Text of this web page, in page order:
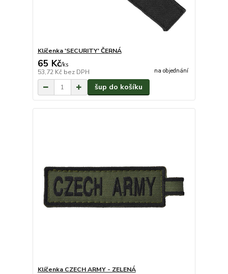
Klíčenka 'SECURITY' ČERNÁ
65 Kč/ks
53,72 Kč bez DPH na objednání
šup do košíku
Klíčenka CZECH ARMY - ZELENÁ